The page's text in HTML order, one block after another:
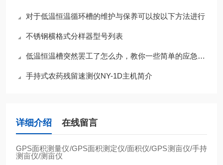
对于低温恒温循环槽的维护与保养可以按以下方法进行
不锈钢横格式分样器型号列表
低温恒温槽突然罢工了怎么办，教你一些简单的应急小知识
手持式农药残留速测仪NY-1D主机简介
详细介绍 在线留言
GPS面积测量仪/GPS面积测定仪/面积仪/GPS测亩仪/手持
测亩仪/测亩仪